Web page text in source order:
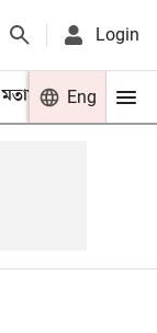
Login
মতামত খেলা
Eng